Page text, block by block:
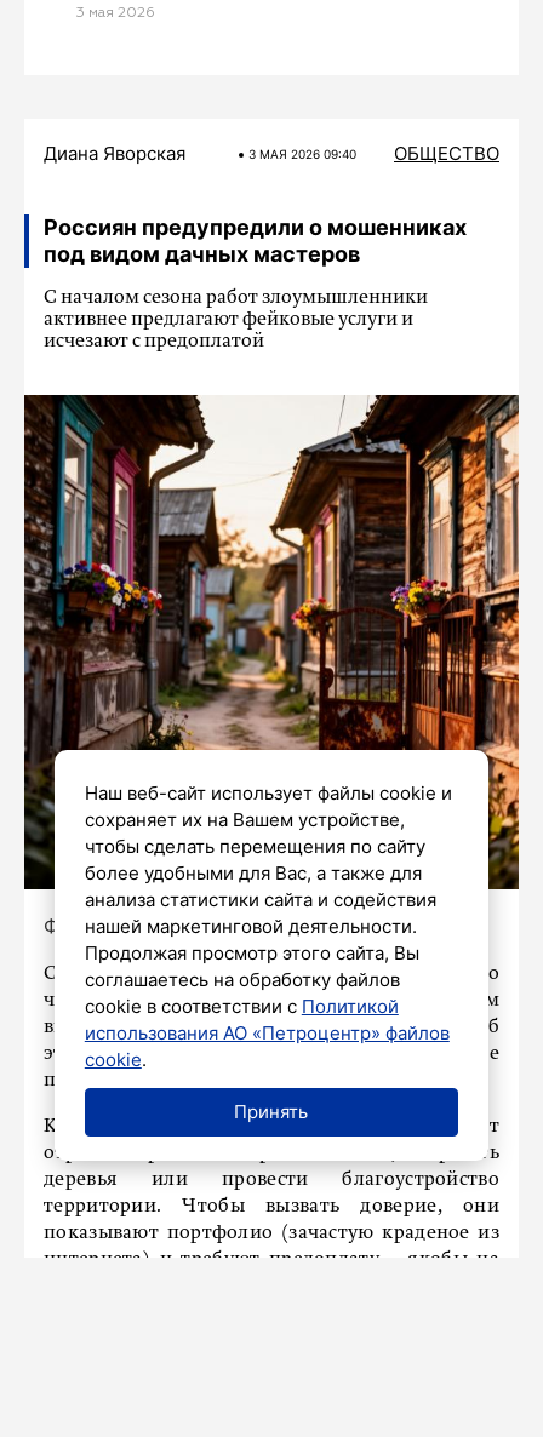
3 мая 2026
Диана Яворская 3 МАЯ 2026 09:40 ОБЩЕСТВО
Россиян предупредили о мошенниках
под видом дачных мастеров
С началом сезона работ злоумышленники
активнее предлагают фейковые услуги и
исчезают с предоплатой
Фото: Алиса AI
С началом дачного сезона в России выросло
число случаев обмана граждан под предлогом
выполнения различных работ на участках. Об
этом сообщают РИА Новости в пресс-службе
платформы «Мошеловка» Народного фронта.
Как поясняют эксперты, аферисты предлагают
отремонтировать заборы и септики, подрезать
деревья или провести благоустройство
территории. Чтобы вызвать доверие, они
показывают портфолио (зачастую краденое из
интернета) и требуют предоплату – якобы на
Наш веб-сайт использует файлы cookie и
сохраняет их на Вашем устройстве,
чтобы сделать перемещения по сайту
более удобными для Вас, а также для
анализа статистики сайта и содействия
нашей маркетинговой деятельности.
Продолжая просмотр этого сайта, Вы
соглашаетесь на обработку файлов
cookie в соответствии с Политикой
использования АО «Петроцентр» файлов
cookie.
Принять